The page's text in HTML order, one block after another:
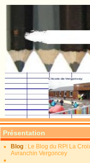
Présentation
Blog : Le Blog du RPI La
Avranchin Vergoncey